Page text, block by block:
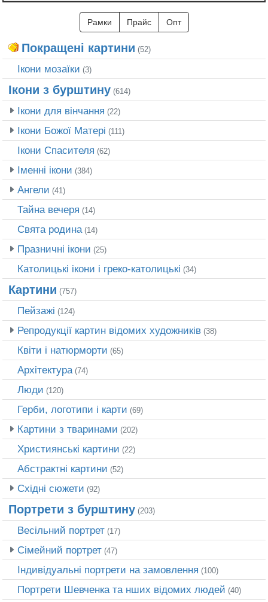
Рамки Прайс Опт
Покращені картини (52)
Ікони мозаїки (3)
Ікони з бурштину (614)
Ікони для вінчання (22)
Ікони Божої Матері (111)
Ікони Спасителя (62)
Іменні ікони (384)
Ангели (41)
Тайна вечеря (14)
Свята родина (14)
Празничні ікони (25)
Католицькі ікони і греко-католицькі (34)
Картини (757)
Пейзажі (124)
Репродукції картин відомих художників (38)
Квіти і натюрморти (65)
Архітектура (74)
Люди (120)
Герби, логотипи і карти (69)
Картини з тваринами (202)
Християнські картини (22)
Абстрактні картини (52)
Східні сюжети (92)
Портрети з бурштину (203)
Весільний портрет (17)
Сімейний портрет (47)
Індивідуальні портрети на замовлення (100)
Портрети Шевченка та нших відомих людей (40)